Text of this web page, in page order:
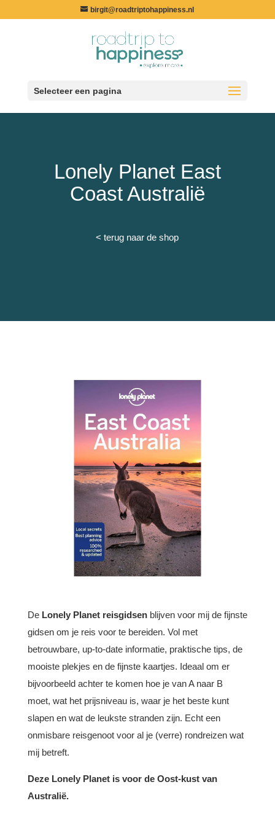
birgit@roadtriptohappiness.nl
Selecteer een pagina
Lonely Planet East
Coast Australië
< terug naar de shop
DeLonely Planet reisgidsenblijven voor mij de fijnste
gidsen om je reis voor te bereiden. Vol met
betrouwbare, up-to-date informatie, praktische tips, de
mooiste plekjes en de fijnste kaartjes. Ideaal om er
bijvoorbeeld achter te komen hoe je van A naar B
moet, wat het prijsniveau is, waar je het beste kunt
slapen en wat de leukste stranden zijn. Echt een
onmisbare reisgenoot voor al je (verre) rondreizen wat
mij betreft.
Deze Lonely Planet is voor de Oost-kust van
Australië.